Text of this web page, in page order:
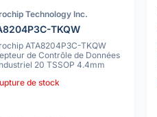
Technology Inc.
TKQW
ATA8204P3C-TKQW
de Contrôle de Données
20 TSSOP 4.4mm
de stock